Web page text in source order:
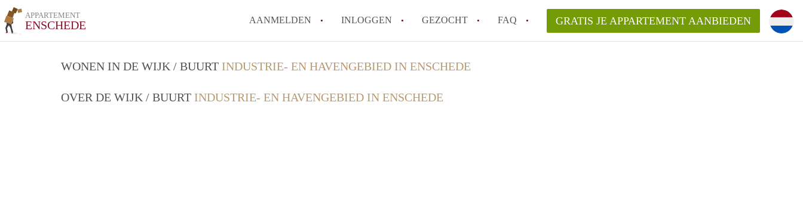
APPARTEMENT
ENSCHEDE AANMELDEN INLOGGEN GEZOCHT FAQ
Wat is AppartementEnschede?
GRATIS JE APPARTEMENT AANBIEDEN
WONEN IN DE WIJK / BUURT INDUSTRIE- EN HAVENGEBIED IN ENSCHEDE
OVER DE WIJK / BUURT INDUSTRIE- EN HAVENGEBIED IN ENSCHEDE